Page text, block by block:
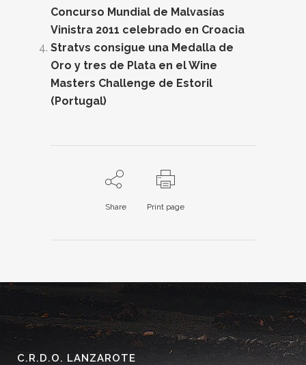
Concurso Mundial de Malvasías
Vinistra 2011 celebrado en Croacia
Stratvs consigue una Medalla de
Oro y tres de Plata en el Wine
Masters Challenge de Estoril
(Portugal)
Share Print page
C.R.D.O. LANZAROTE